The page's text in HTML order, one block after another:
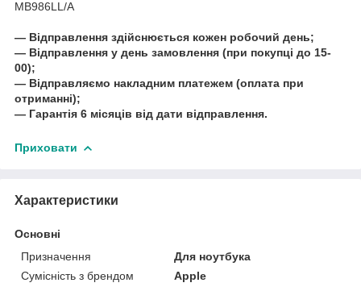
MB986LL/A
― Відправлення здійснюється кожен робочий день;
― Відправлення у день замовлення (при покупці до 15-
00);
― Відправляємо накладним платежем (оплата при
отриманні);
― Гарантія 6 місяців від дати відправлення.
Приховати
Характеристики
Основні
Призначення
Для ноутбука
Сумісність з брендом
Apple